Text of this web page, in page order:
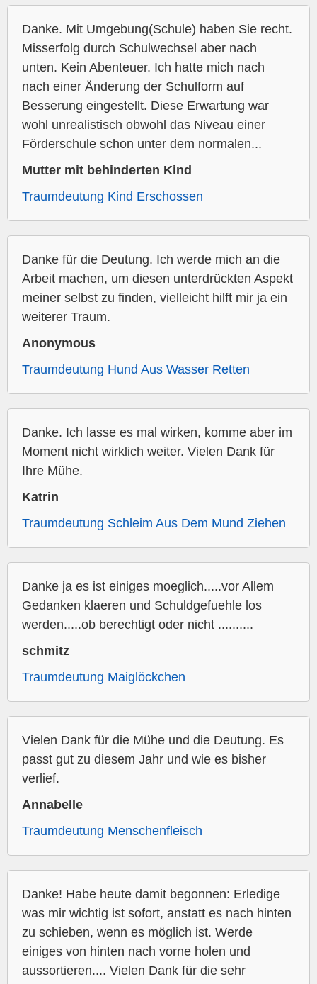
Danke. Mit Umgebung(Schule) haben Sie recht.
Misserfolg durch Schulwechsel aber nach
unten. Kein Abenteuer. Ich hatte mich nach
nach einer Änderung der Schulform auf
Besserung eingestellt. Diese Erwartung war
wohl unrealistisch obwohl das Niveau einer
Förderschule schon unter dem normalen...
Mutter mit behinderten Kind
Traumdeutung Kind Erschossen
Danke für die Deutung. Ich werde mich an die
Arbeit machen, um diesen unterdrückten Aspekt
meiner selbst zu finden, vielleicht hilft mir ja ein
weiterer Traum.
Anonymous
Traumdeutung Hund Aus Wasser Retten
Danke. Ich lasse es mal wirken, komme aber im
Moment nicht wirklich weiter. Vielen Dank für
Ihre Mühe.
Katrin
Traumdeutung Schleim Aus Dem Mund Ziehen
Danke ja es ist einiges moeglich.....vor Allem
Gedanken klaeren und Schuldgefuehle los
werden.....ob berechtigt oder nicht ..........
schmitz
Traumdeutung Maiglöckchen
Vielen Dank für die Mühe und die Deutung. Es
passt gut zu diesem Jahr und wie es bisher
verlief.
Annabelle
Traumdeutung Menschenfleisch
Danke! Habe heute damit begonnen: Erledige
was mir wichtig ist sofort, anstatt es nach hinten
zu schieben, wenn es möglich ist. Werde
einiges von hinten nach vorne holen und
aussortieren.... Vielen Dank für die sehr